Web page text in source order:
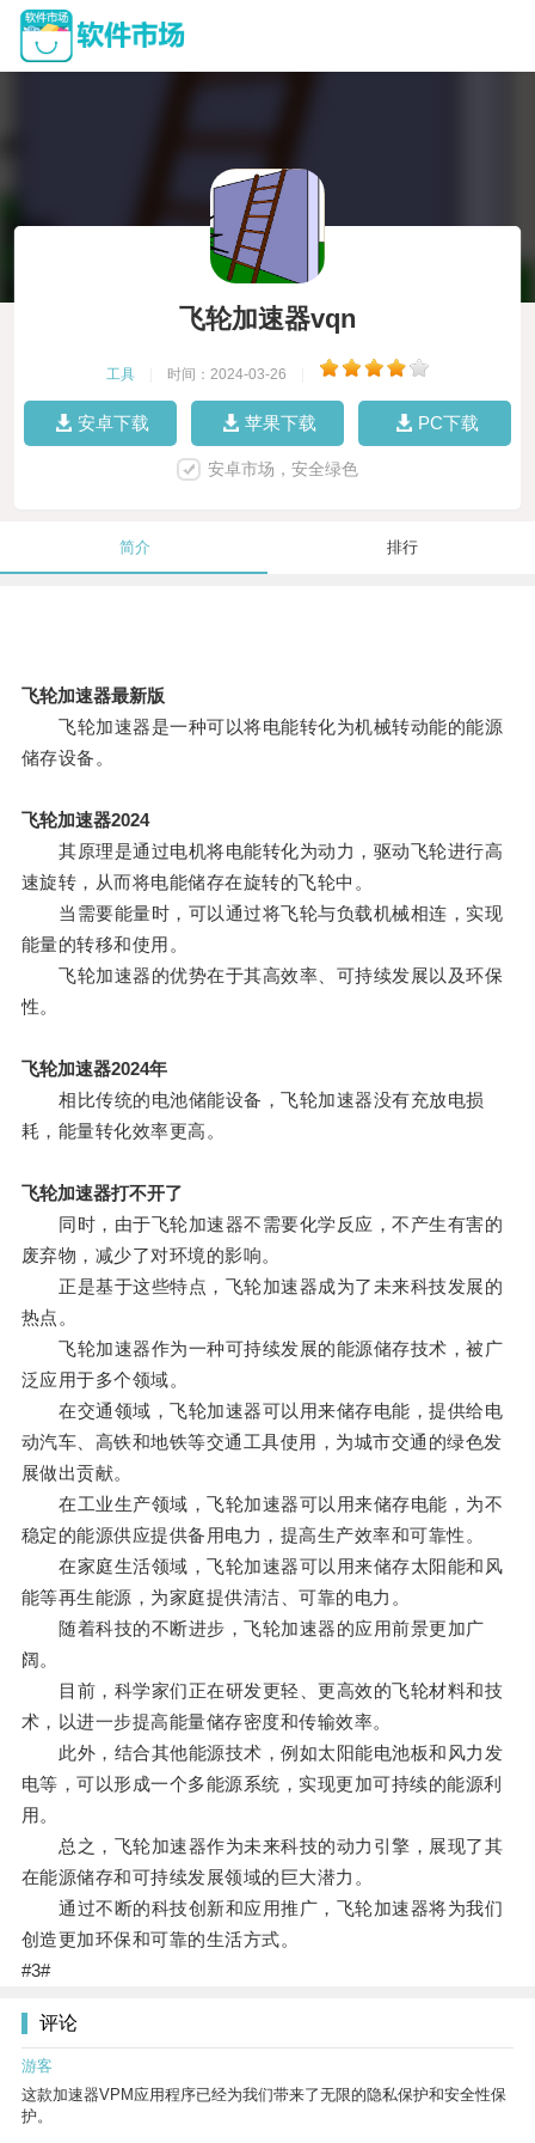
飞轮加速器vqn
工具 时间：2024-03-26
安卓下载 苹果下载 PC下载
安卓市场，安全绿色
简介 排行
飞轮加速器最新版
飞轮加速器是一种可以将电能转化为机械转动能的能源
储存设备。
飞轮加速器2024
其原理是通过电机将电能转化为动力，驱动飞轮进行高
速旋转，从而将电能储存在旋转的飞轮中。
当需要能量时，可以通过将飞轮与负载机械相连，实现
能量的转移和使用。
飞轮加速器的优势在于其高效率、可持续发展以及环保
性。
飞轮加速器2024年
相比传统的电池储能设备，飞轮加速器没有充放电损
耗，能量转化效率更高。
飞轮加速器打不开了
同时，由于飞轮加速器不需要化学反应，不产生有害的
废弃物，减少了对环境的影响。
正是基于这些特点，飞轮加速器成为了未来科技发展的
热点。
飞轮加速器作为一种可持续发展的能源储存技术，被广
泛应用于多个领域。
在交通领域，飞轮加速器可以用来储存电能，提供给电
动汽车、高铁和地铁等交通工具使用，为城市交通的绿色发
展做出贡献。
在工业生产领域，飞轮加速器可以用来储存电能，为不
稳定的能源供应提供备用电力，提高生产效率和可靠性。
在家庭生活领域，飞轮加速器可以用来储存太阳能和风
能等再生能源，为家庭提供清洁、可靠的电力。
随着科技的不断进步，飞轮加速器的应用前景更加广
阔。
目前，科学家们正在研发更轻、更高效的飞轮材料和技
术，以进一步提高能量储存密度和传输效率。
此外，结合其他能源技术，例如太阳能电池板和风力发
电等，可以形成一个多能源系统，实现更加可持续的能源利
用。
总之，飞轮加速器作为未来科技的动力引擎，展现了其
在能源储存和可持续发展领域的巨大潜力。
通过不断的科技创新和应用推广，飞轮加速器将为我们
创造更加环保和可靠的生活方式。
#3#
评论
游客
这款加速器VPM应用程序已经为我们带来了无限的隐私保护和安全性保
护。